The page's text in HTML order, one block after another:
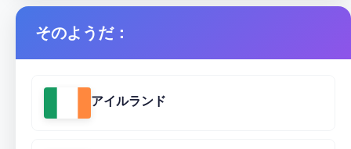
そのようだ：
アイルランド